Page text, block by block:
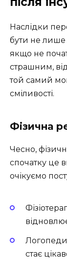
Наслідки
бути не
якщо не
страшним,
той самий
сміливості.
Фізична
Чесно,
спочатку це
очікуємо
стає